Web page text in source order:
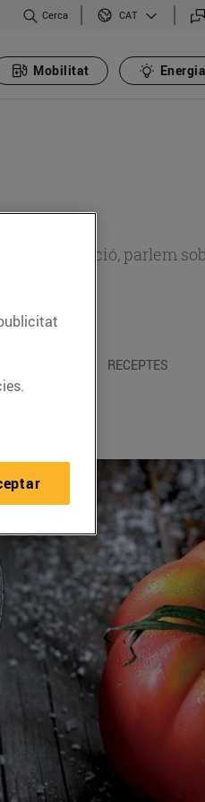
Cerca CAT
Mobilitat Energia
alimentació, parlem
RECEPTES